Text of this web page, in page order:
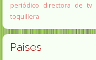
periódico directora de tv
toquillera
Paises